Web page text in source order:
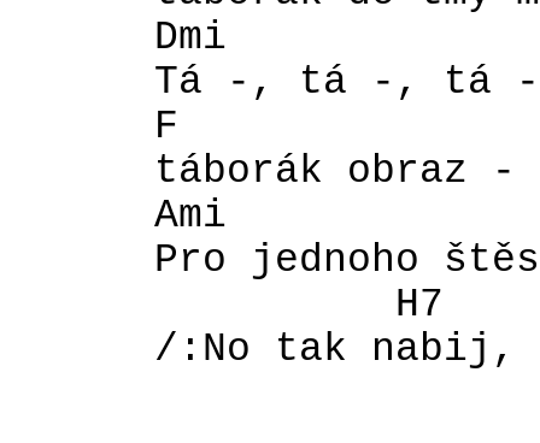
Dmi
Tá -, tá -, tá -
F
táborák obraz
Ami
Pro jednoho
H7
/:No tak